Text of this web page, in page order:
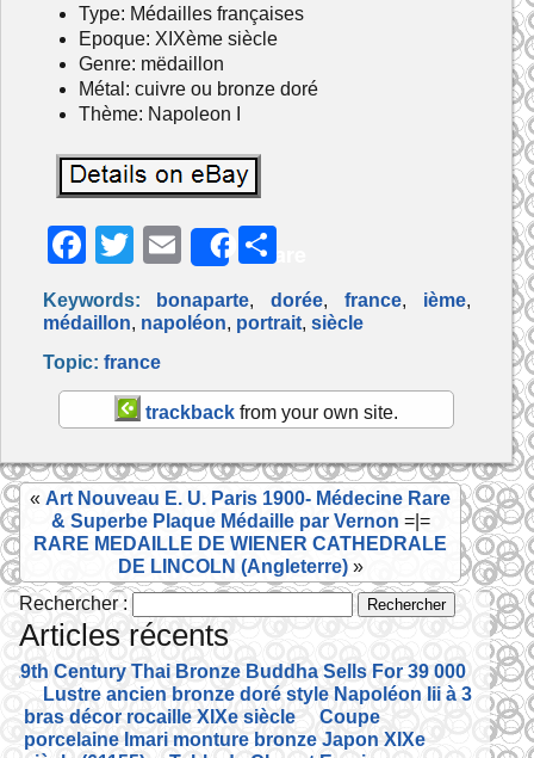
Type: Médailles françaises
Epoque: XIXème siècle
Genre: mëdaillon
Métal: cuivre ou bronze doré
Thème: Napoleon I
F
c
e
b
o
o
k
T
w
itt
er
E
ai
Share
ar
ta
er
Keywords: bonaparte,dorée, france, ième,
médaillon, napoléon, portrait, siècle
Topic: france
trackback from your own site.
«Art Nouveau E. U. Paris 1900- Médecine Rare
& Superbe Plaque Médaille par Vernon =|=
RARE MEDAILLE DE WIENER CATHEDRALE
DE LINCOLN (Angleterre)»
Rechercher :
Articles récents
19th Century Thai Bronze Buddha Sells For 39 000
Lustre ancien bronze doré style Napoléon Iii à 3
bras décor rocaille XIXe siècle
Coupe
porcelaine Imari monture bronze Japon XIXe